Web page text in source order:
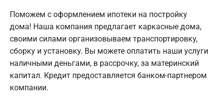
Поможем с оформлением ипотеки на постройку
дома! Наша компания предлагает каркасные дома,
своими силами организовываем транспортировку,
сборку и установку. Вы можете оплатить наши услуги
наличными деньгами, в рассрочку, за материнский
капитал. Кредит предоставляется банком-партнером
компании.